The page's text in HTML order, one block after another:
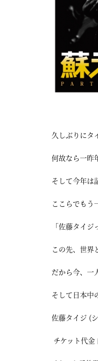
ン
グ
バ
久しぶりにタ
何故なら一昨
そして今年は
ここらでもう
「佐藤タイ
この先、世界
だから今、一
そして日本中
佐藤タイジ (
チケット代